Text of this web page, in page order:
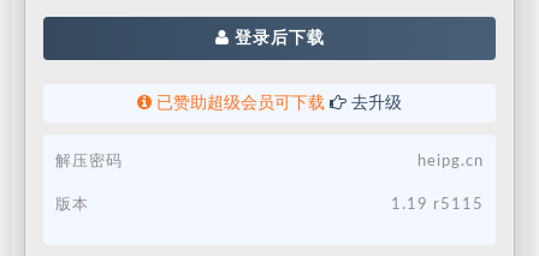
登录后下载
已赞助超级会员可下载 去升级
解压密码 heipg.cn
版本 1.19 r5115